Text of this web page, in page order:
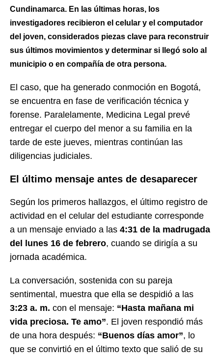
Cundinamarca. En las últimas horas, los
investigadores recibieron el celular y el computador
del joven, considerados piezas clave para reconstruir
sus últimos movimientos y determinar si llegó solo al
municipio o en compañía de otra persona.
El caso, que ha generado conmoción en Bogotá,
se encuentra en fase de verificación técnica y
forense. Paralelamente, Medicina Legal prevé
entregar el cuerpo del menor a su familia en la
tarde de este jueves, mientras continúan las
diligencias judiciales.
El último mensaje antes de desaparecer
Según los primeros hallazgos, el último registro de
actividad en el celular del estudiante corresponde
a un mensaje enviado a las 4:31 de la madrugada
del lunes 16 de febrero, cuando se dirigía a su
jornada académica.
La conversación, sostenida con su pareja
sentimental, muestra que ella se despidió a las
3:23 a. m. con el mensaje: “Hasta mañana mi
vida preciosa. Te amo”. El joven respondió más
de una hora después: “Buenos días amor”, lo
que se convirtió en el último texto que salió de su